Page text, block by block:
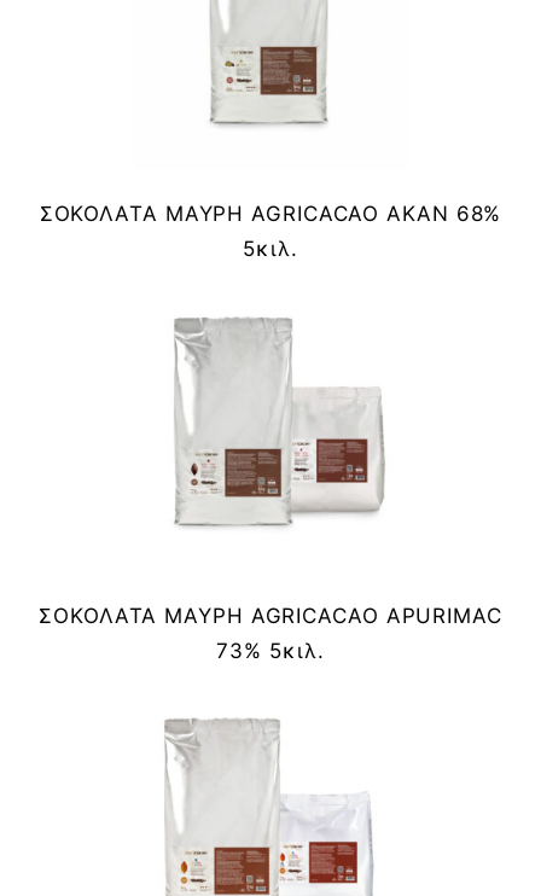
ΣΟΚΟΛΑΤΑ ΜΑΥΡΗ AGRICACAO AKAN 68%
5κιλ.
ΣΟΚΟΛΑΤΑ ΜΑΥΡΗ AGRICACAO APURIMAC
73% 5κιλ.